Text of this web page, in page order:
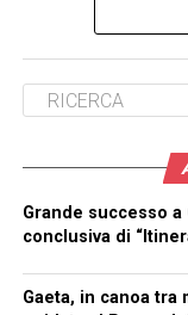
Grande successo
conclusiva di
Gaeta, in canoa tra